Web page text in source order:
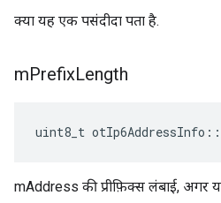
क्या यह एक पसंदीदा पता है.
mPrefixLength
uint8_t otIp6AddressInfo ::
mAddress की प्रीफ़िक्स लंबाई, अगर